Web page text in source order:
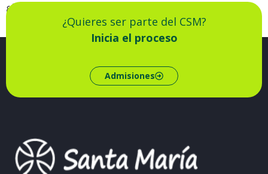
وتمحيص. من المهم فهم الفوائد والمخاطر المصاحبة لذلك، واتباع
¿Quieres ser parte del CSM?
Inicia el proceso
Admisiones